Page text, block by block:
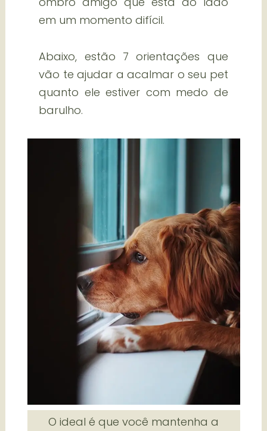
em um momento difícil.
Abaixo, estão 7 orientações que
vão te ajudar a acalmar o seu pet
quanto ele estiver com medo de
barulho.
O ideal é que você mantenha a